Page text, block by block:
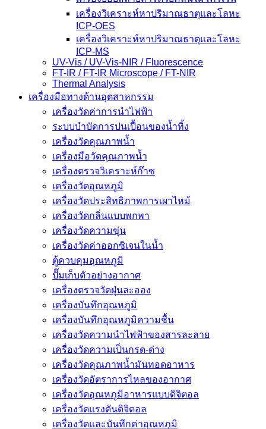
เครื่องวิเคราะห์หาปริมาณธาตุและโลหะ
ICP-OES
เครื่องวิเคราะห์หาปริมาณธาตุและโลหะ
ICP-MS
UV-Vis / UV-Vis-NIR / Fluorescence
FT-IR / FT-IR Microscope / FT-NIR
Thermal Analysis
เครื่องมือทางด้านอุตสาหกรรม
เครื่องวัดค่าการนำไฟฟ้า
ระบบบำบัดการปนเปื้อนของน้ำทิ้ง
เครื่องวัดคุณภาพน้ำ
เครื่องมือวัดคุณภาพน้ำ
เครื่องตรวจวิเคราะห์ก๊าซ
เครื่องวัดอุณหภูมิ
เครื่องวัดประสิทธิภาพการเผาไหม้
เครื่องวัดกลิ่นแบบพกพา
เครื่องวัดความขุ่น
เครื่องวัดค่าออกซิเจนในน้ำ
ตู้ควบคุมอุณหภูมิ
ปั๊มเก็บตัวอย่างอากาศ
เครื่องตรวจวัดฝุ่นละออง
เครื่องบันทึกอุณหภูมิ
เครื่องบันทึกอุณหภูมิความชื้น
เครื่องวัดความนําไฟฟ้าของสารละลาย
เครื่องวัดความเป็นกรด-ด่าง
เครื่องวัดคุณภาพน้ำมันทอดอาหาร
เครื่องวัดอัตราการไหลของอากาศ
เครื่องวัดอุณหภูมิอาหารแบบดิจิตอล
เครื่องวัดแรงดันดิจิตอล
เครื่องวัดและบันทึกค่าอุณหภูมิ